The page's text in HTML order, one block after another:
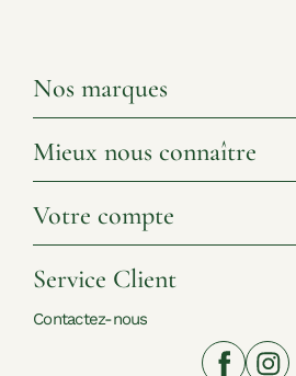
Nos marques
Mieux nous connaître
Votre compte
Service Client
Contactez-nous